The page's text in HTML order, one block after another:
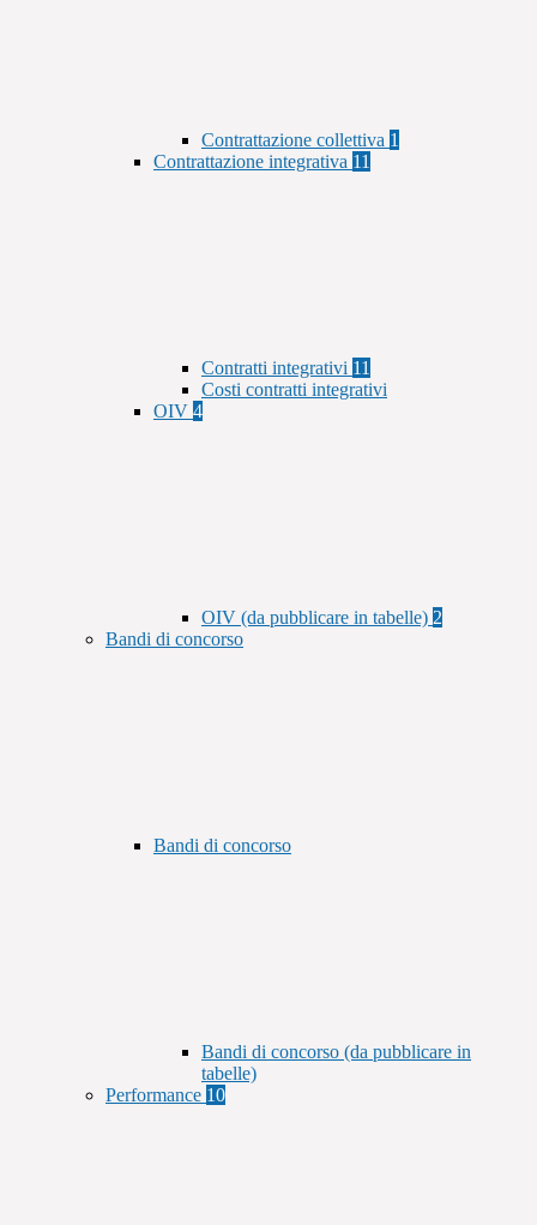
Contrattazione collettiva 1
Contrattazione integrativa 11
Contratti integrativi 11
Costi contratti integrativi
OIV 4
OIV (da pubblicare in tabelle) 2
Bandi di concorso
Bandi di concorso
Bandi di concorso (da pubblicare in
tabelle)
Performance 10